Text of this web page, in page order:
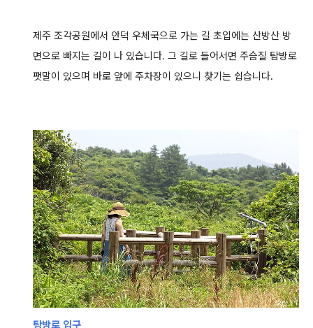
제주 조각공원에서 안덕 우체국으로 가는 길 초입에는 산방산 방
면으로 빠지는 길이 나 있습니다. 그 길로 들어서면 주슴질 탐방로
팻말이 있으며 바로 앞에 주차장이 있으니 찾기는 쉽습니다.